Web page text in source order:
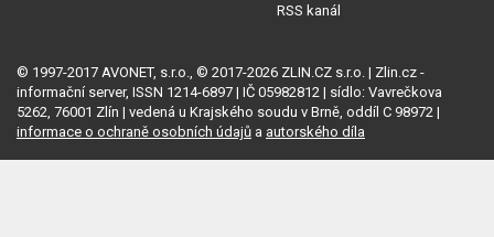
RSS kanál
© 1997-2017 AVONET, s.r.o., © 2017-2026 ZLIN.CZ s.r.o. | Zlin.cz -
informační server, ISSN 1214-6897 | IČ 05982812 | sídlo: Vavrečkova
5262, 76001 Zlín | vedená u Krajského soudu v Brně, oddíl C 98972 |
informace o ochraně osobních údajů a autorského díla